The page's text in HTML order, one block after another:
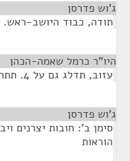
ג'וש פדרסן
תודה, כבוד היושב-ראש.
היו"ר כרמל שאמה-הכהן
עזוב, תדלג גם על 4. תתחיל מ-5.
ג'וש פדרסן
סימן ב': חובות יצרנים
הוראות